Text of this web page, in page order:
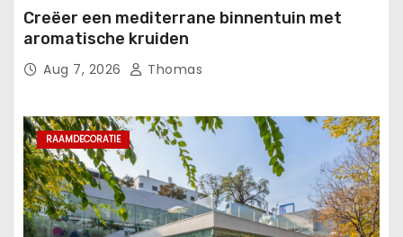
Creëer een mediterrane binnentuin met
aromatische kruiden
Aug 7, 2026 Thomas
RAAMDECORATIE